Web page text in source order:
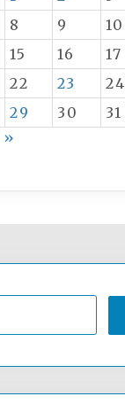
8 9 10
15 16 17
22 23 24
29 30
31